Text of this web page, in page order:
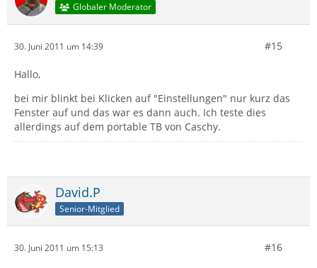
Globaler Moderator
30. Juni 2011 um 14:39 #15
Hallo,
bei mir blinkt bei Klicken auf "Einstellungen" nur kurz das
Fenster auf und das war es dann auch. Ich teste dies
allerdings auf dem portable TB von Caschy.
David.P
Senior-Mitglied
30. Juni 2011 um 15:13 #16